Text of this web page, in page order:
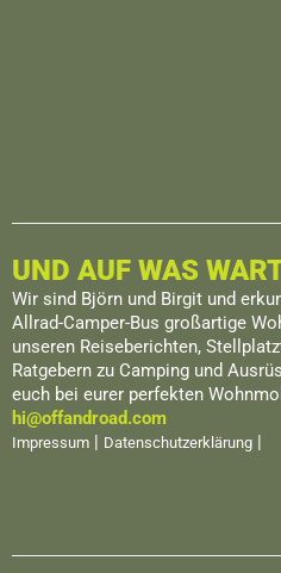
UND AUF WAS
Wir sind Björn und Birgit und
Allrad-Camper-Bus großartige
unseren Reiseberichten,
Ratgebern zu Camping und
euch bei eurer perfekten
hi@offandroad.com
Impressum | Datenschutzerklärung |